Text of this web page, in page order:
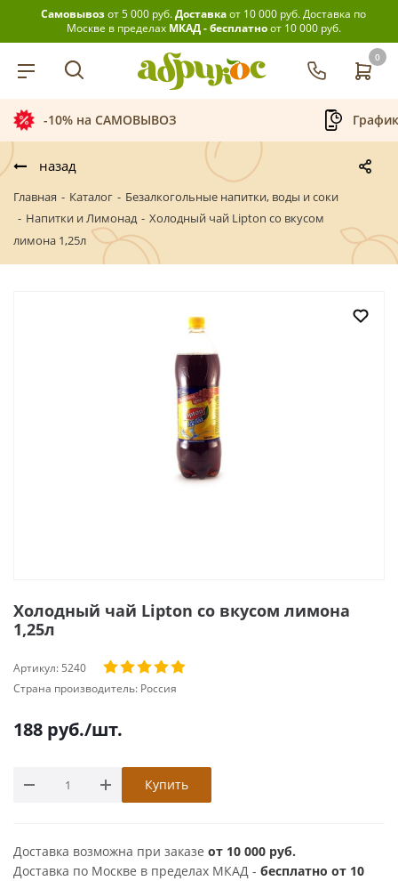
Самовывозот 5 000 руб.Доставкаот 10 000 руб.Доставка по
Москве в пределах МКАД - бесплатноот 10 000 руб.
0
График приёма заказов
назад
Главная - Каталог - Безалкогольные напитки, воды и соки
- Напитки и Лимонад - Холодный чай Lipton со вкусом
лимона 1,25л
Холодный чай Lipton со вкусом лимона
1,25л
Артикул: 5240
Страна производитель: Россия
188 руб./шт.
Купить
Доставка возможна при заказе от 10 000 руб.
Доставка по Москве в пределах МКАД - бесплатно от 10